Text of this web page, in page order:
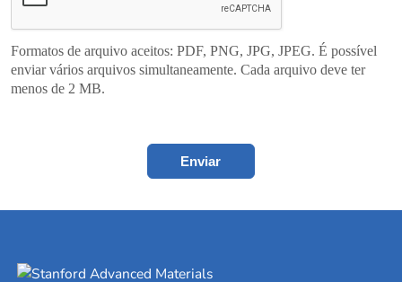
Formatos de arquivo aceitos: PDF, PNG, JPG, JPEG. É possível
enviar vários arquivos simultaneamente. Cada arquivo deve ter
menos de 2 MB.
Enviar